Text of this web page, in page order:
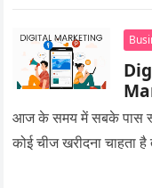
आज के समय में सबके पास
कोई चीज खरीदना चाहता